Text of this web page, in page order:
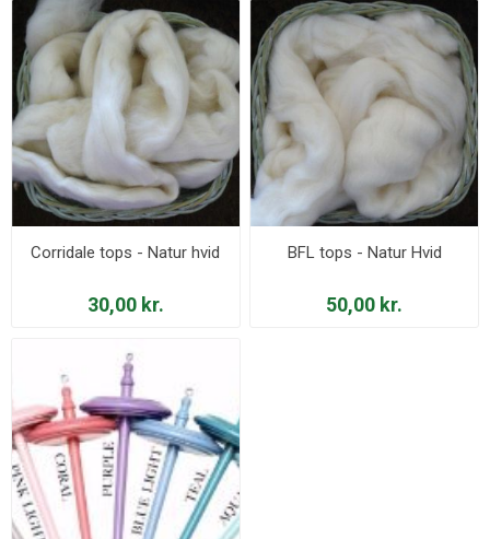
Corridale tops - Natur hvid
30,00 kr.
BFL tops - Natur Hvid
50,00 kr.